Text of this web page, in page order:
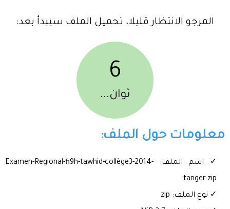
المرجو الانتظار قليلا، تحميل الملف سيبدأ بعد:
6
ثوان...
معلومات حول الملف:
✓ اسم الملف: Examen-Regional-fi9h-tawhid-collège3-2014-
tanger.zip
✓ نوع الملف: zip